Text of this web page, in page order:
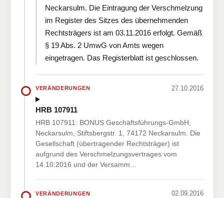
Neckarsulm. Die Eintragung der Verschmelzung
im Register des Sitzes des übernehmenden
Rechtsträgers ist am 03.11.2016 erfolgt. Gemäß
§ 19 Abs. 2 UmwG von Amts wegen
eingetragen. Das Registerblatt ist geschlossen.
VERÄNDERUNGEN 27.10.2016
HRB 107911
HRB 107911: BONUS Geschäftsführungs-GmbH,
Neckarsulm, Stiftsbergstr. 1, 74172 Neckarsulm. Die
Gesellschaft (übertragender Rechtsträger) ist
aufgrund des Verschmelzungsvertrages vom
14.10.2016 und der Versamm…
VERÄNDERUNGEN 02.09.2016